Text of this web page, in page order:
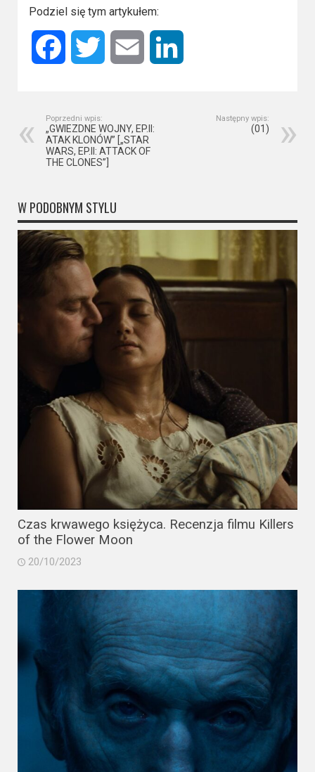
Podziel się tym artykułem:
Facebook Twitter Email
Poprzedni wpis:
„GWIEZDNE WOJNY, EP.II:
ATAK KLONÓW” [„STAR
WARS, EP.II: ATTACK OF
THE CLONES”]
Następny wpis:
(01)
W PODOBNYM STYLU
Czas krwawego księżyca. Recenzja filmu Killers
of the Flower Moon
20/10/2023